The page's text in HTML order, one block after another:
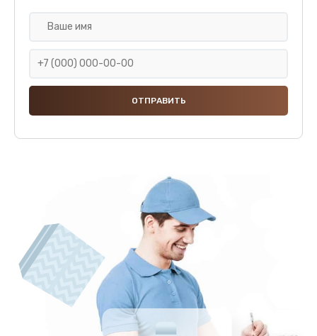
Ремонт или замена капучинатора
Ремонт пароблока или декальцинация
Полный ремонт заварочного блока
2800 руб.
Заказать
Замена уплотнительных элементов
2400 руб.
Заказать